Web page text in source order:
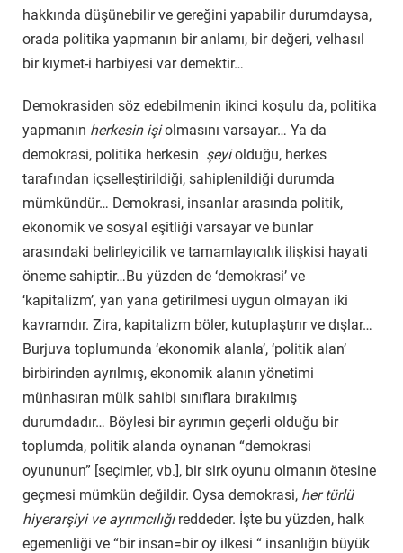
hakkında düşünebilir ve gereğini yapabilir durumdaysa,
orada politika yapmanın bir anlamı, bir değeri, velhasıl
bir kıymet-i harbiyesi var demektir…
Demokrasiden söz edebilmenin ikinci koşulu da, politika
yapmanın herkesin işiolmasını varsayar… Ya da
demokrasi, politika herkesin şeyiolduğu, herkes
tarafından içselleştirildiği, sahiplenildiği durumda
mümkündür… Demokrasi, insanlar arasında politik,
ekonomik ve sosyal eşitliği varsayar ve bunlar
arasındaki belirleyicilik ve tamamlayıcılık ilişkisi hayati
öneme sahiptir…Bu yüzden de ‘demokrasi’ ve
‘kapitalizm’, yan yana getirilmesi uygun olmayan iki
kavramdır. Zira, kapitalizm böler, kutuplaştırır ve dışlar…
Burjuva toplumunda ‘ekonomik alanla’, ‘politik alan’
birbirinden ayrılmış, ekonomik alanın yönetimi
münhasıran mülk sahibi sınıflara bırakılmış
durumdadır… Böylesi bir ayrımın geçerli olduğu bir
toplumda, politik alanda oynanan “demokrasi
oyununun” [seçimler, vb.], bir sirk oyunu olmanın ötesine
geçmesi mümkün değildir. Oysa demokrasi, her türlü
hiyerarşiyi ve ayrımcılığı reddeder. İşte bu yüzden, halk
egemenliği ve “bir insan=bir oy ilkesi “ insanlığın büyük